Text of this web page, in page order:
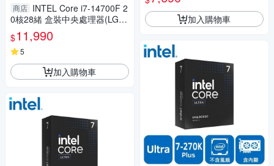
商店 INTEL Core i7-14700F 2
0核28緒 盒裝中央處理器(LGA1
700/含風扇/無內顯)
$11,990
5
加入購物車
加入購物車